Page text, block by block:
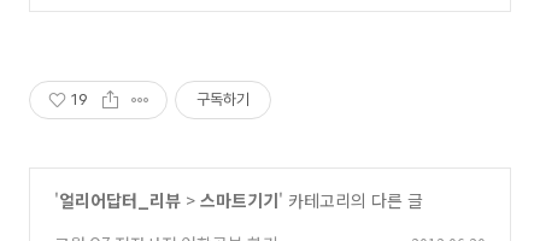
19 구독하기
'얼리어답터_리뷰 > 스마트기기' 카테고리의 다른 글